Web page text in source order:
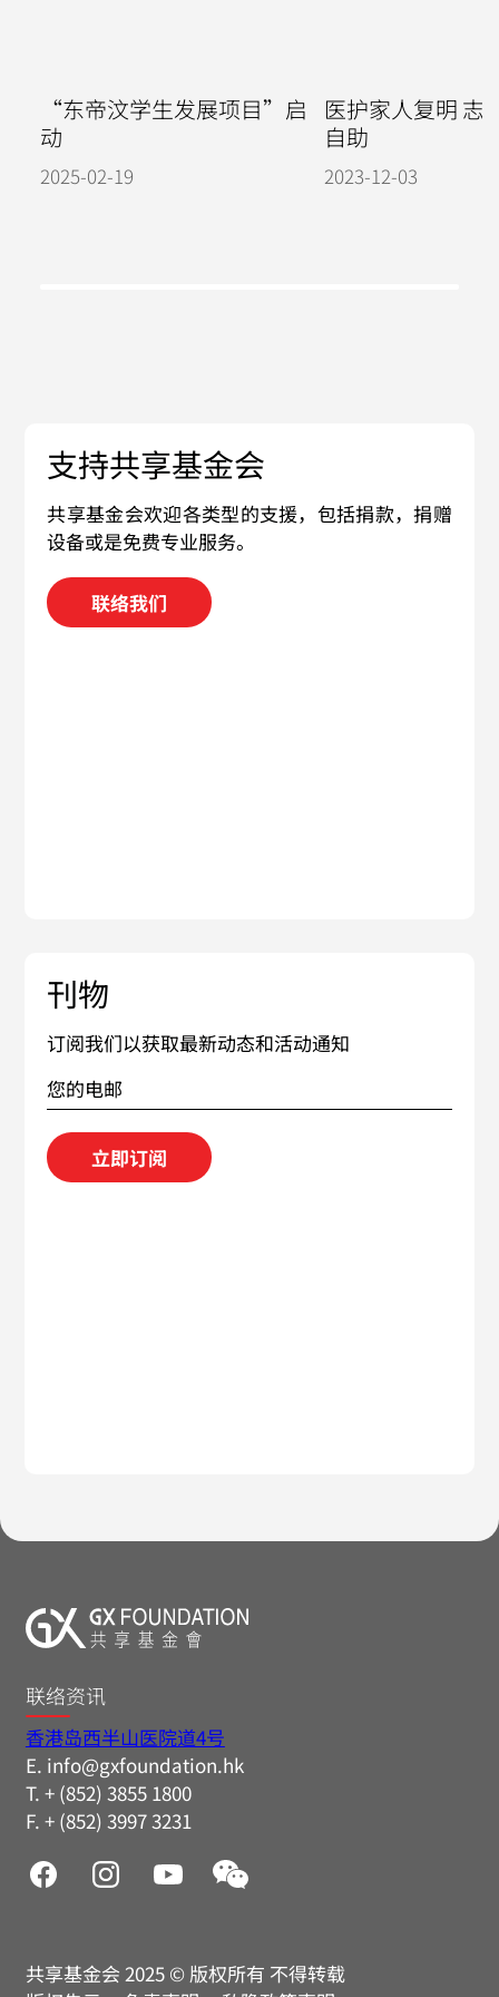
“东帝汶学生发展项目”启
动
2025-02-19
医护家人复明 志
自助
2023-12-03
支持共享基金会
共享基金会欢迎各类型的支援，包括捐款，捐赠
设备或是免费专业服务。
联络我们
刊物
订阅我们以获取最新动态和活动通知
立即订阅
联络资讯
香港岛西半山医院道4号
E. info@gxfoundation.hk
T. + (852) 3855 1800
F. + (852) 3997 3231
共享基金会 2025 © 版权所有 不得转载